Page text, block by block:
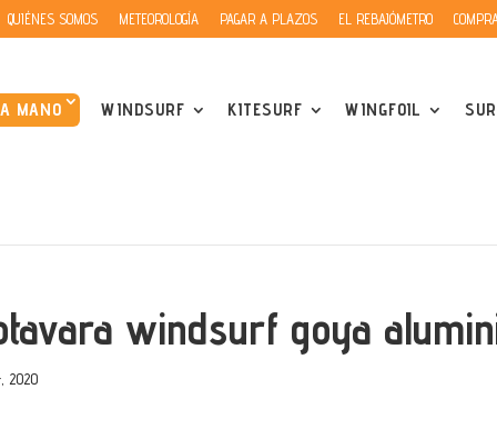
QUIÉNES SOMOS METEOROLOGÍA PAGAR A PLAZOS EL REBAJÓMETRO
MANO WINDSURF KITESURF WINGFOIL
windsurf goya
2020